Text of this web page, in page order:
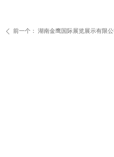
ꄴ 前一个： 湖南金鹰国际展览展示有限公